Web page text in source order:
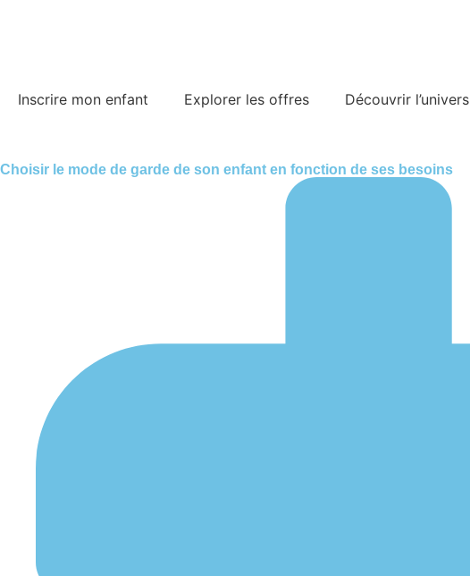
Inscrire mon enfant Explorer les offres Découvrir l’univers
Choisir le mode de garde de son enfant en fonction de ses besoins